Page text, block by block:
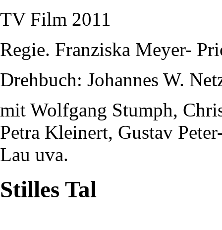
TV Film 2011
Regie. Franziska Meyer-
Drehbuch: Johannes W.
mit Wolfgang Stumph,
Petra Kleinert, Gustav
Lau uva.
Stilles Tal